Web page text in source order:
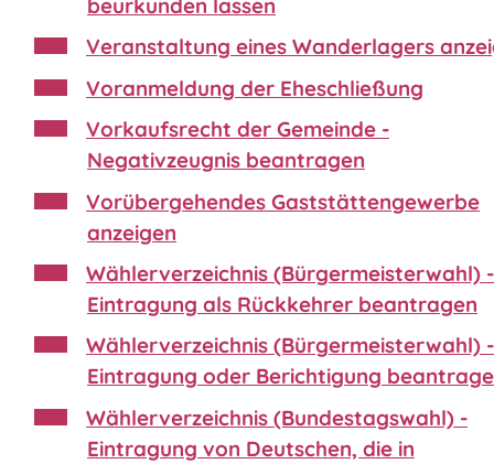
Veranstaltung eines Wanderlagers
Voranmeldung der Eheschließung
Vorkaufsrecht der Gemeinde -
Negativzeugnis beantragen
Vorübergehendes Gaststättengewerbe
anzeigen
Wählerverzeichnis (Bürgermeisterwahl) -
Eintragung als Rückkehrer beantragen
Wählerverzeichnis (Bürgermeisterwahl) -
Eintragung oder Berichtigung
Wählerverzeichnis (Bundestagswahl) -
Eintragung von Deutschen, die in